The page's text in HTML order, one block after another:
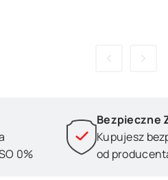
0%
Bezpieczne
Kupujesz
od